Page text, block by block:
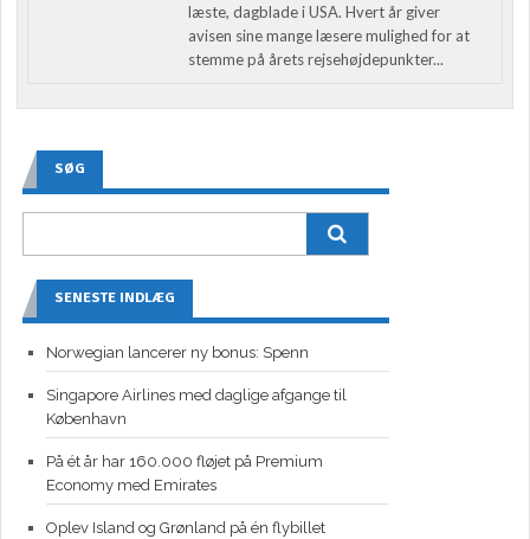
læste, dagblade i USA. Hvert år giver
avisen sine mange læsere mulighed for at
stemme på årets rejsehøjdepunkter...
SØG
SENESTE INDLÆG
Norwegian lancerer ny bonus: Spenn
Singapore Airlines med daglige afgange til
København
På ét år har 160.000 fløjet på Premium
Economy med Emirates
Oplev Island og Grønland på én flybillet